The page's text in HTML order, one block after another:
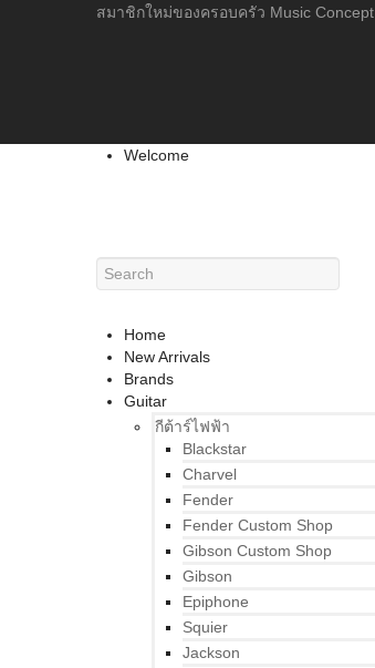
สมาชิกใหม่ของครอบครัว Music Concept
Welcome
Home
New Arrivals
Brands
Guitar
กีต้าร์ไฟฟ้า
Blackstar
Charvel
Fender
Fender Custom Shop
Gibson Custom Shop
Gibson
Epiphone
Squier
Jackson